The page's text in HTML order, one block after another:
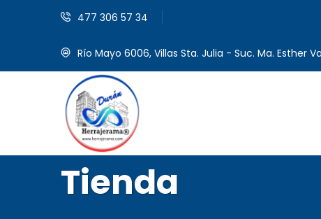
477 306 57 34
Río Mayo 6006, Villas Sta. Julia - Suc. Ma. Esther
Tienda